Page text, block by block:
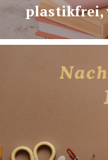
plastikfrei,